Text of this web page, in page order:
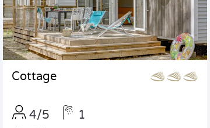
Cottage
4/5 1